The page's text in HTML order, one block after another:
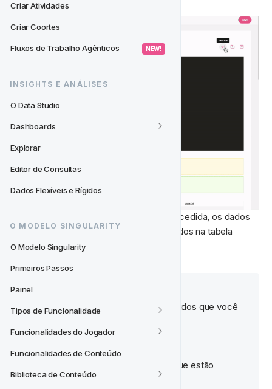
Criar Atividades
Criar Coortes
Fluxos de Trabalho Agênticos NEW!
INSIGHTS E ANÁLISES
O Data Studio
Dashboards
Explorar
Editor de Consultas
Dados Flexíveis e Rígidos
O MODELO SINGULARITY
O Modelo Singularity
Primeiros Passos
Painel
Tipos de Funcionalidade
Funcionalidades do Jogador
Funcionalidades de Conteúdo
Biblioteca de Conteúdo
A consulta será executada e, se bem-sucedida, os dados
retornados pela sua consulta serão exibidos na tabela
abaixo.
Aqui estão alguns comandos rápidos que você
Control + Espaço
Mostrará as tabelas e campos que estão
disponíveis para você.